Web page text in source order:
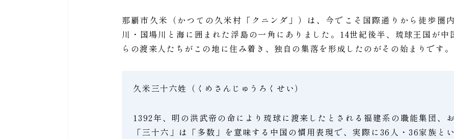
那覇市久米（かつての久米村「クニンダ」）は、今でこそ国際通りから徒歩圏
川・国場川と海に囲まれた浮島の一角にありました。14世紀後半、琉球王国が
らの渡来人たちがこの地に住み着き、独自の集落を形成したのがその始まりです。
久米三十六姓（くめさんじゅうろくせい）
1392年、明の洪武帝の命により琉球に渡来したとされる福建系の職能集団、
「三十六」は「多数」を意味する中国の慣用表現で、実際に36人・36家族と